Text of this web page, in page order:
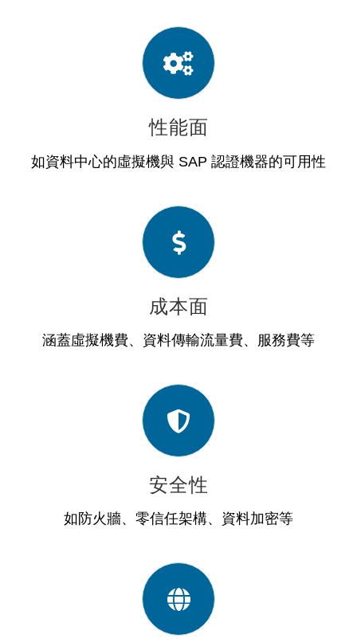
性能面
如資料中心的虛擬機與 SAP 認證機器的可用性
成本面
涵蓋虛擬機費、資料傳輸流量費、服務費等
安全性
如防火牆、零信任架構、資料加密等